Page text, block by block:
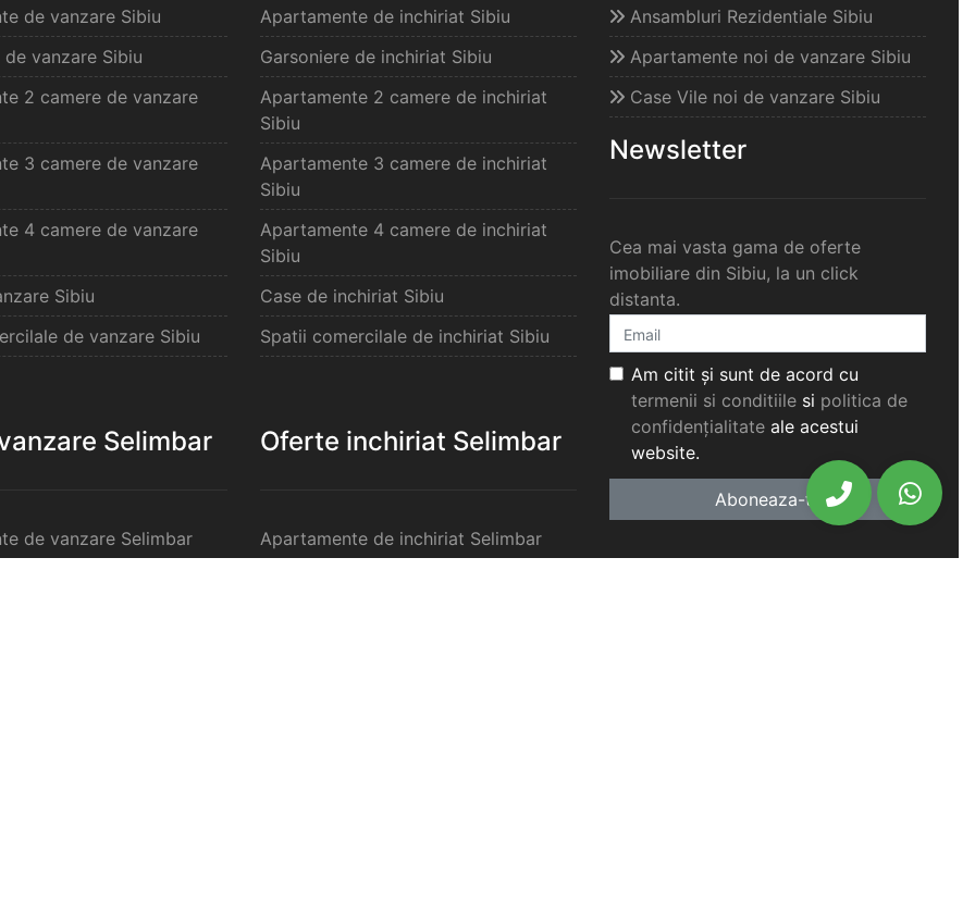
de vanzare Sibiu
de vanzare Sibiu
2 camere de vanzare
3 camere de vanzare
4 camere de vanzare
Sibiu
de vanzare Sibiu
Selimbar
de vanzare Selimbar
Apartamente de inchiriat Sibiu
Garsoniere de inchiriat Sibiu
Apartamente 2 camere de inchiriat
Sibiu
Apartamente 3 camere de inchiriat
Sibiu
Apartamente 4 camere de inchiriat
Sibiu
Case de inchiriat Sibiu
Spatii comercilale de inchiriat Sibiu
Oferte inchiriat Selimbar
Apartamente de inchiriat Selimbar
Ansambluri Rezidentiale Sibiu
Apartamente noi de vanzare Sibiu
Case Vile noi de vanzare Sibiu
Newsletter
Cea mai vasta gama de oferte
imobiliare din Sibiu, la un click
distanta.
Am citit și sunt de acord cu
termenii si conditiile si politica de
confidențialitate ale acestui
website.
Aboneaza-te